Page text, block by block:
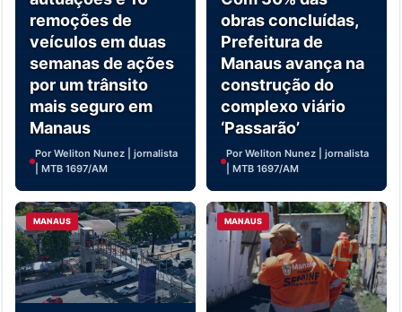
remoções de
veículos em duas
semanas de ações
por um trânsito
mais seguro em
Manaus
Por Weliton Nunez | jornalista
| MTB 1697/AM
obras concluídas,
Prefeitura de
Manaus avança na
construção do
complexo viário
‘Passarão’
Por Weliton Nunez | jornalista
| MTB 1697/AM
MANAUS MANAUS